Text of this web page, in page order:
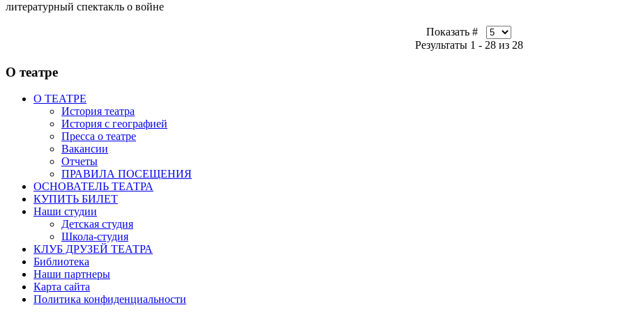
литературный спектакль о войне
Показать #
Результаты 1 - 28 из 28
О театре
О ТЕАТРЕ
История театра
История с географией
Пресса о театре
Вакансии
Отчеты
ПРАВИЛА ПОСЕЩЕНИЯ
ОСНОВАТЕЛЬ ТЕАТРА
КУПИТЬ БИЛЕТ
Наши студии
Детская студия
Школа-студия
КЛУБ ДРУЗЕЙ ТЕАТРА
Библиотека
Наши партнеры
Карта сайта
Политика конфиденциальности